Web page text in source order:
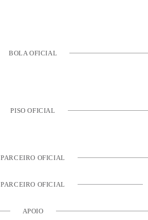
BOLA OFICIAL
PISO OFICIAL
PARCEIRO OFICIAL
PARCEIRO OFICIAL
APOIO